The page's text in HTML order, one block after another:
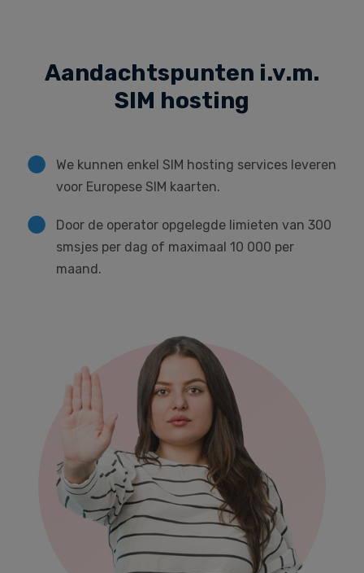
Aandachtspunten i.v.m.
SIM hosting
We kunnen enkel SIM hosting services leveren
voor Europese SIM kaarten.
Door de operator opgelegde limieten van 300
smsjes per dag of maximaal 10 000 per
maand.